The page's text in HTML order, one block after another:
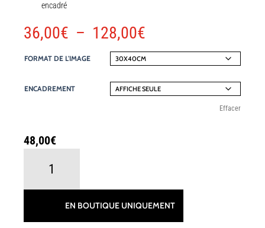
encadré
36,00€ – 128,00€
DE
PRIX :
36,00€
À
FORMAT DE L'IMAGE
ENCADREMENT
Effacer
48,00€
TIME
EN BOUTIQUE UNIQUEMENT